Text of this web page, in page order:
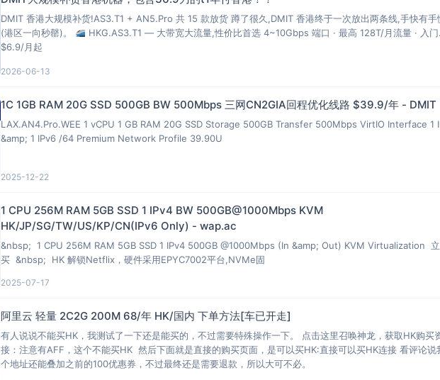
DMIT 香港大规模补货!AS3.T1 + AN5.Pro 共 15 款放货 蹲了很久,DMIT 香港终于一次放出两条线,手快有手
(港区一向秒罄)。
HKG.AS3.T1 — 大带宽大流量,性价比首选 4~10Gbps 端口 · 最高 128T/月流量 · 入门
$6.9/月起
2026-06-13
1C 1GB RAM 20G SSD 500GB BW 500Mbps 三网CN2GIA回程优化线路 $39.9/年 - DMIT
LAX.AN4.Pro.WEE 1 vCPU 1 GB RAM 20G SSD Storage 500GB Transfer 500Mbps VirtIO Interface 1
&amp; 1 IPv6 /64 Premium Network Profile 39.90U
2025-12-22
1 CPU 256M RAM 5GB SSD 1 IPv4 BW 500GB@1000Mbps KVM
HK/JP/SG/TW/US/KP/CN(IPv6 Only) - wap.ac
&nbsp; 1 CPU 256M RAM 5GB SSD 1 IPv4 500GB @1000Mbps (In &amp; Out) KVM Virtualization
买 &nbsp; HK 解锁Netflix，硬件采用EPYC7002平台,NVMe固
2025-07-17
阿里云 轻量 2C2G 200M 68/年 HK/国内 下单方法[车已开走]
有人说说不能买HK，我测试了一下还是能买的，不过需要特殊操作一下。 点击这里召唤神龙，获取HK购买
接：注意有AFF，这个不能买HK 然后下面就是直接的购买页面，是可以买HK:直接可以买HK连接 看评论说
个地址还能叠加之前的100优惠券，不过最终还是需要退款，所以大可不必。